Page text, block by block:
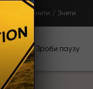
Поповнити / Зняти
Зроби паузу